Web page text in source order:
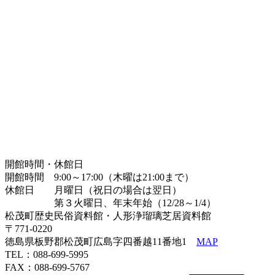
開館時間・休館日
開館時間 9:00～17:00（木曜は21:00まで）
休館日 月曜日（祝日の場合は翌日）
第３火曜日、年末年始（12/28～1/4）
松茂町歴史民俗資料館・人形浄瑠璃芝居資料館
〒771-0220
徳島県板野郡松茂町広島字四番越11番地1 MAP
TEL：088-699-5995
FAX：088-699-5767